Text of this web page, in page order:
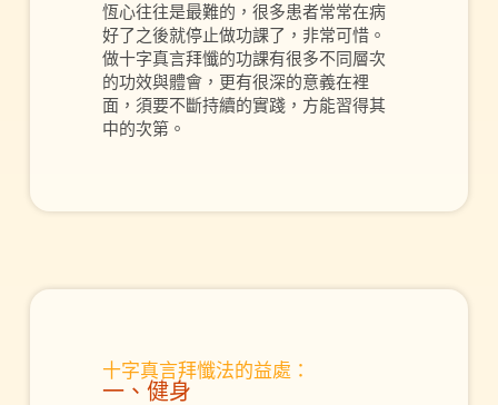
恆心往往是最難的，很多患者常常在病
好了之後就停止做功課了，非常可惜。
做十字真言拜懺的功課有很多不同層次
的功效與體會，更有很深的意義在裡
面，須要不斷持續的實踐，方能習得其
中的次第。
十字真言拜懺法的益處：
一、健身